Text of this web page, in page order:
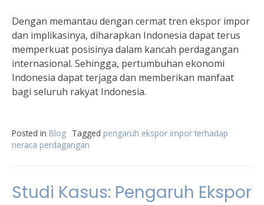
Dengan memantau dengan cermat tren ekspor impor
dan implikasinya, diharapkan Indonesia dapat terus
memperkuat posisinya dalam kancah perdagangan
internasional. Sehingga, pertumbuhan ekonomi
Indonesia dapat terjaga dan memberikan manfaat
bagi seluruh rakyat Indonesia.
Posted in Blog Tagged pengaruh ekspor impor terhadap
neraca perdagangan
Studi Kasus: Pengaruh Ekspor